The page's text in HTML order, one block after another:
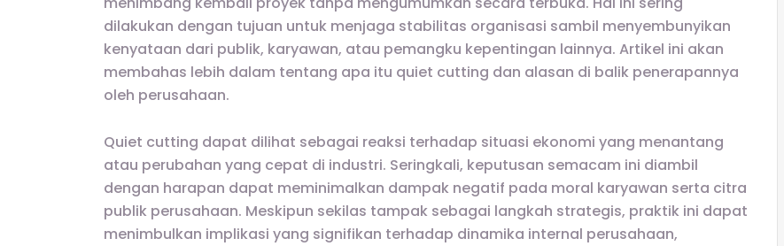
dilakukan dengan tujuan untuk menjaga stabilitas organisasi sambil menyembunyikan
kenyataan dari publik, karyawan, atau pemangku kepentingan lainnya. Artikel ini akan
membahas lebih dalam tentang apa itu quiet cutting dan alasan di balik penerapannya
oleh perusahaan.
Quiet cutting dapat dilihat sebagai reaksi terhadap situasi ekonomi yang menantang
atau perubahan yang cepat di industri. Seringkali, keputusan semacam ini diambil
dengan harapan dapat meminimalkan dampak negatif pada moral karyawan serta citra
publik perusahaan. Meskipun sekilas tampak sebagai langkah strategis, praktik ini dapat
menimbulkan implikasi yang signifikan terhadap dinamika internal perusahaan,